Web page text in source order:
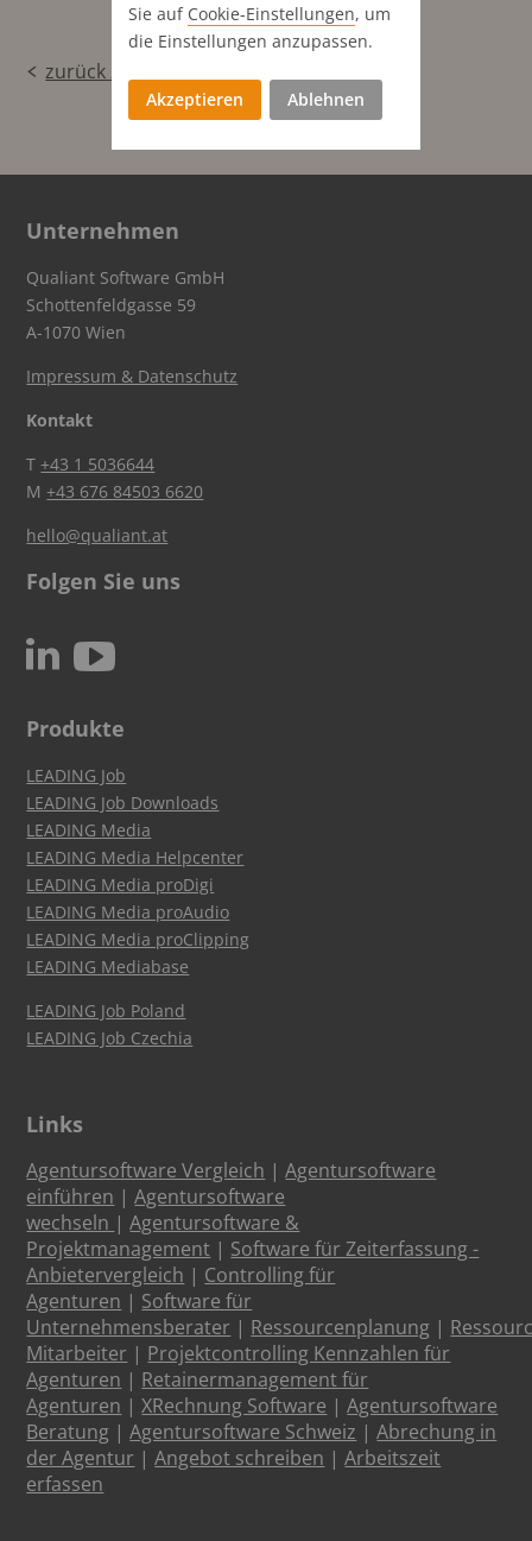
zurück zur Übersicht
Unternehmen
Qualiant Software GmbH
Schottenfeldgasse 59
A-1070 Wien
Impressum & Datenschutz
Kontakt
T+43 1 5036644
M+43 676 84503 6620
hello@qualiant.at
Folgen Sie uns
N c
Produkte
LEADING Job
LEADING Job Downloads
LEADING Media
LEADING Media Helpcenter
LEADING Media proDigi
LEADING Media proAudio
LEADING Media proClipping
LEADING Mediabase
LEADING Job Poland
LEADING Job Czechia
Links
Agentursoftware Vergleich |Agentursoftware
einführen |Agentursoftware
wechseln |Agentursoftware &
Projektmanagement | Software für Zeiterfassung -
Anbietervergleich | Controlling für
Agenturen | Software für
Unternehmensberater | Ressourcenplanung |
Mitarbeiter | Projektcontrolling Kennzahlen für
Agenturen | Retainermanagement für
Agenturen |XRechnung Software |Agentursoftware
Beratung |Agentursoftware Schweiz |Abrechung in
der Agentur |Angebot schreiben |Arbeitszeit
erfassen
Sie auf Cookie-Einstellungen, um
die Einstellungen anzupassen.
Akzeptieren Ablehnen